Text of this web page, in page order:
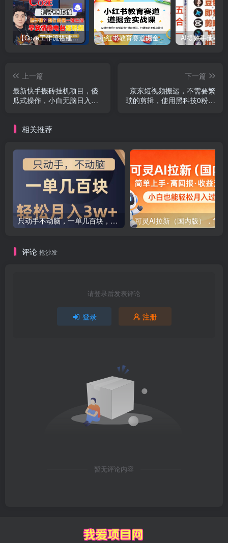
【Coze工作流搭建实操教程】【coze】早安情感电台日签视频还在手动做？用扣子工作流自动生成，省时90% 小红书教育赛道掘金实战课：AI课件制作+店铺运营+爆款笔记，打通知识变现全路径
上一篇
最新快手搬砖挂机项目，傻
瓜式操作，小白无脑日入
下一篇
京东短视频搬运，不需要繁
琐的剪辑，使用黑科技0粉带
相关推荐
只动手不动脑，一单几百块，轻松月入2w+，看完就能直接操作，详细教程
评论 抢沙发
请登录后发表评论
登录 注册
暂无评论内容